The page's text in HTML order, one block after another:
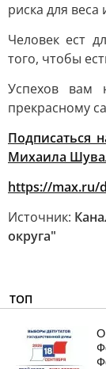
риска для веса
Человек ест
того, чтобы
Успехов вам
прекрасному
Подписаться
Михаила
https://max.ru/
Источник:
округа"
ТОП
О